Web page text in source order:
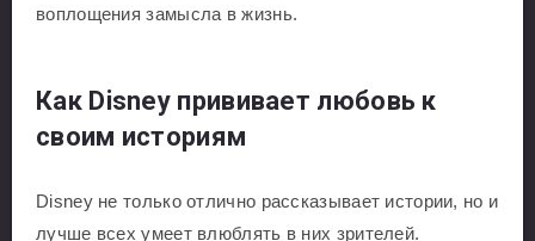
воплощения замысла в жизнь.
Как Disney прививает любовь к
своим историям
Disney не только отлично рассказывает истории, но и
лучше всех умеет влюблять в них зрителей.